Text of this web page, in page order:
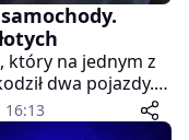
który na jednym z
dwa pojazdy.
tysięcy złotych.
16:13